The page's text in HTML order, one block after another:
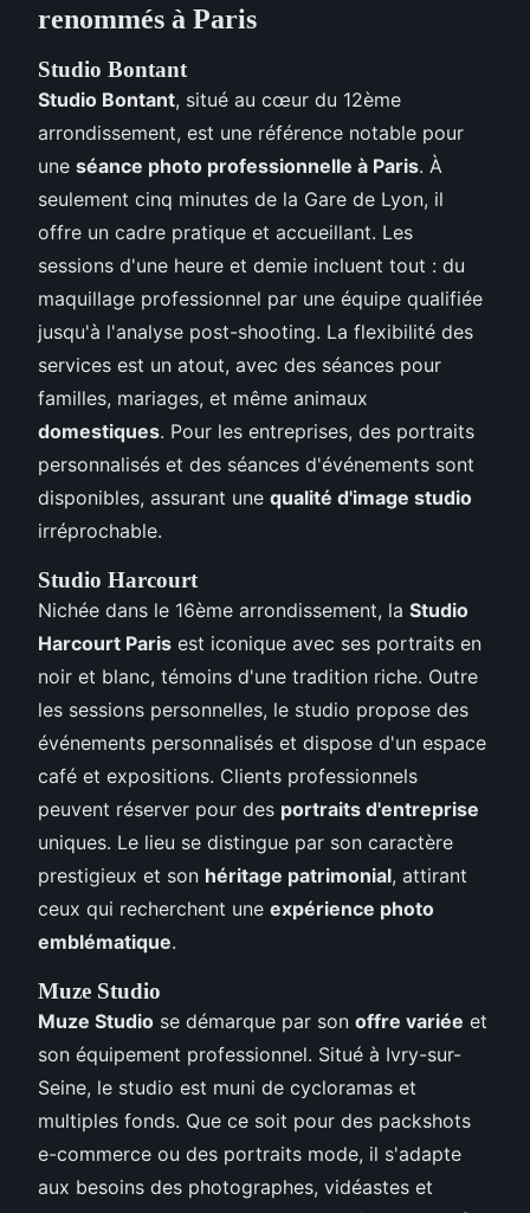
renommés à Paris
Studio Bontant
Studio Bontant, situé au cœur du 12ème
arrondissement, est une référence notable pour
une séance photo professionnelle à Paris. À
seulement cinq minutes de la Gare de Lyon, il
offre un cadre pratique et accueillant. Les
sessions d'une heure et demie incluent tout : du
maquillage professionnel par une équipe qualifiée
jusqu'à l'analyse post-shooting. La flexibilité des
services est un atout, avec des séances pour
familles, mariages, et même animaux
domestiques. Pour les entreprises, des portraits
personnalisés et des séances d'événements sont
disponibles, assurant une qualité d'image studio
irréprochable.
Studio Harcourt
Nichée dans le 16ème arrondissement, la Studio
Harcourt Paris est iconique avec ses portraits en
noir et blanc, témoins d'une tradition riche. Outre
les sessions personnelles, le studio propose des
événements personnalisés et dispose d'un espace
café et expositions. Clients professionnels
peuvent réserver pour des portraits d'entreprise
uniques. Le lieu se distingue par son caractère
prestigieux et son héritage patrimonial, attirant
ceux qui recherchent une expérience photo
emblématique.
Muze Studio
Muze Studio se démarque par son offre variée et
son équipement professionnel. Situé à Ivry-sur-
Seine, le studio est muni de cycloramas et
multiples fonds. Que ce soit pour des packshots
e-commerce ou des portraits mode, il s'adapte
aux besoins des photographes, vidéastes et